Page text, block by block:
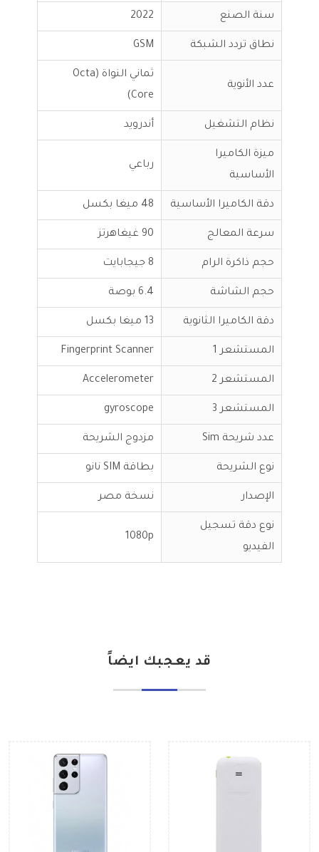
سنة الصنع 2022
نطاق تردد الشبكة GSM
عدد الأنوية
ثماني النواة (Octa
Core)
نظام التشغيل أندرويد
ميزة الكاميرا
الأساسية
رباعي
دقة الكاميرا الأساسية 48 ميغا بكسل
سرعة المعالج 90 غيغاهرتز
حجم ذاكرة الرام 8 جيجابايت
حجم الشاشة 6.4 بوصة
دقة الكاميرا الثانوية 13 ميغا بكسل
المستشعر 1 Fingerprint Scanner
المستشعر 2 Accelerometer
المستشعر 3 gyroscope
عدد شريحة Sim مزدوج الشريحة
نوع الشريحة بطاقة SIM نانو
الإصدار نسخة مصر
نوع دقة تسجيل
الفيديو
1080p
قد يعجبك ايضاً